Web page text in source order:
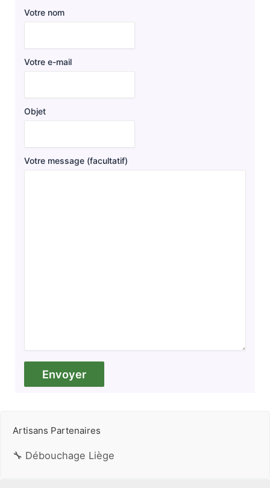
Votre nom
Votre e-mail
Objet
Votre message (facultatif)
Artisans Partenaires
🔧 Débouchage Liège